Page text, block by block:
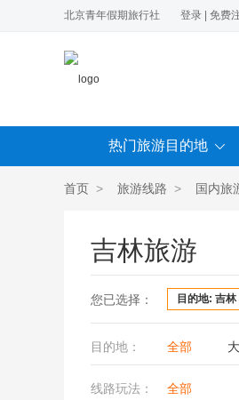
北京青年假期旅行社 登录 免费
热门旅游目的地
首页 > 旅游线路 > 国内旅
吉林旅游
您已选择： 目的地: 吉林
目的地： 全部
线路玩法： 全部